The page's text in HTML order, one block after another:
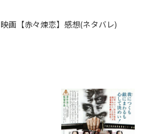
映画【赤々煉恋】感想(ネタバレ)